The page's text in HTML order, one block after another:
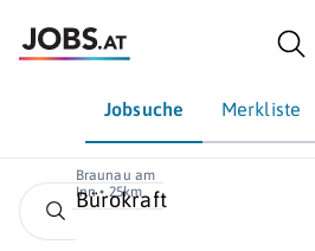
Jobsuche Merkliste
Braunau am
Inn • 25km
Bürokraft